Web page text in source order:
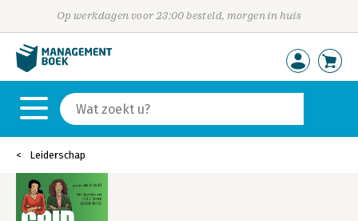
Op werkdagen voor 23:00 besteld, morgen in huis
Leiderschap